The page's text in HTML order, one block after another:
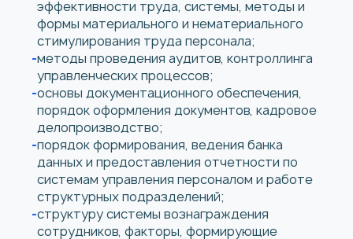
эффективности труда, системы, методы и
формы материального и нематериального
стимулирования труда персонала;
методы проведения аудитов, контроллинга
управленческих процессов;
основы документационного обеспечения,
порядок оформления документов, кадровое
делопроизводство;
порядок формирования, ведения банка
данных и предоставления отчетности по
системам управления персоналом и работе
структурных подразделений;
структуру системы вознаграждения
сотрудников, факторы, формирующие